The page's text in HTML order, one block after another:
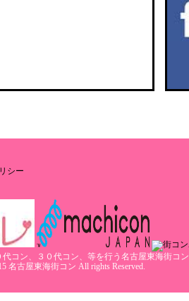
シー
コン、３０代コン、等を行う名古屋東海街コン
名古屋東海街コン All rights Reserved.